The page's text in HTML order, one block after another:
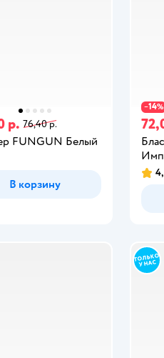
р. 76,40 р.
FUNGUN Белый
В корзину
−14%